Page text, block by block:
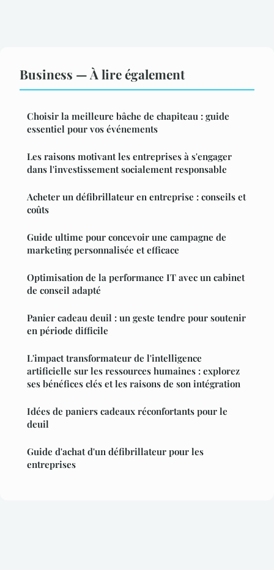
Business — À lire également
Choisir la meilleure bâche de chapiteau : guide
essentiel pour vos événements
Les raisons motivant les entreprises à s'engager
dans l'investissement socialement responsable
Acheter un défibrillateur en entreprise : conseils et
coûts
Guide ultime pour concevoir une campagne de
marketing personnalisée et efficace
Optimisation de la performance IT avec un cabinet
de conseil adapté
Panier cadeau deuil : un geste tendre pour soutenir
en période difficile
L'impact transformateur de l'intelligence
artificielle sur les ressources humaines : explorez
ses bénéfices clés et les raisons de son intégration
Idées de paniers cadeaux réconfortants pour le
deuil
Guide d'achat d'un défibrillateur pour les
entreprises